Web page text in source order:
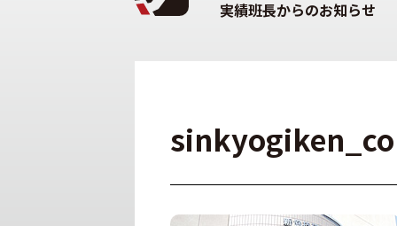
実績班長からのお知らせ